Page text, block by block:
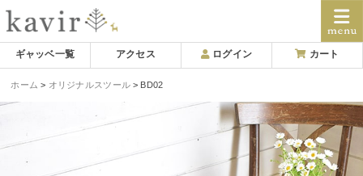
Skip
to
ギャッベ一覧 アクセス ログイン カート
ホーム オリジナルスツール BD02